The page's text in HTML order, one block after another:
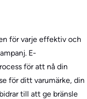
för varje effektiv och
E-
för att nå din
för ditt varumärke, din
till att ge bränsle